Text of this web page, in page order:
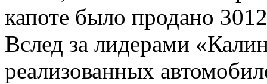
капоте было продано
Вслед за лидерами
реализованных